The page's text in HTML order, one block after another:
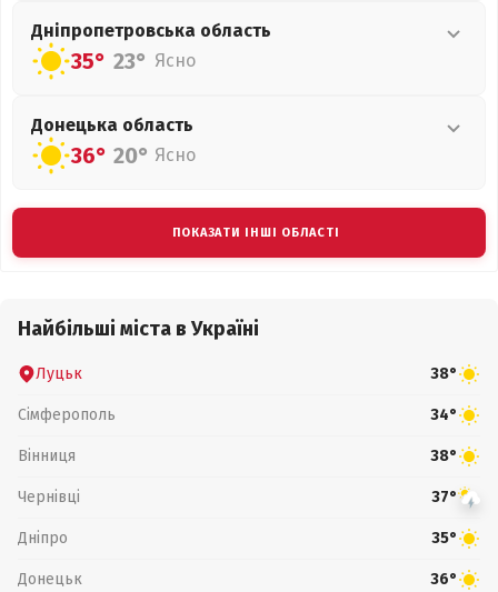
Дніпропетровська область
35° 23° Ясно
Донецька область
36° 20° Ясно
ПОКАЗАТИ ІНШІ ОБЛАСТІ
Найбільші міста в Україні
Луцьк 38°
Сімферополь 34°
Вінниця 38°
Чернівці 37°
Дніпро 35°
Донецьк 36°